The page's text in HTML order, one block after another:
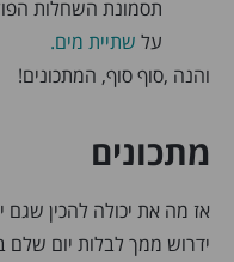
תסמונת השחלות
על שתיית מים.
והנה ,סוף סוף, המתכונים!
מתכונים
אז מה את יכולה להכין
ידרוש ממך לבלות יום